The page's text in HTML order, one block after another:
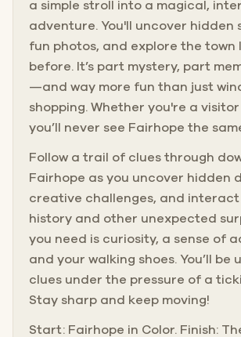
a simple stroll into a magical,
adventure. You'll uncover hidden
fun photos, and explore the town
before. It’s part mystery, part
—and way more fun than just
shopping. Whether you're a
you’ll never see Fairhope the
Follow a trail of clues through
Fairhope as you uncover hidden
creative challenges, and
history and other unexpected
you need is curiosity, a sense of
and your walking shoes. You’ll be
clues under the pressure of a
Stay sharp and keep moving!
Start: Fairhope in Color. Finish: